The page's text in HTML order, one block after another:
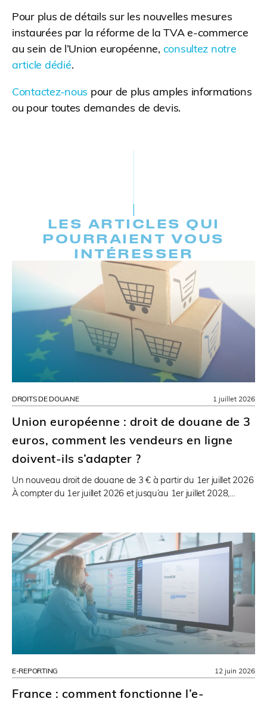
Pour plus de détails sur les nouvelles mesures
instaurées par la réforme de la TVA e-commerce
au sein de l’Union européenne, consultez notre
article dédié.
Contactez-nous pour de plus amples informations
ou pour toutes demandes de devis.
LES ARTICLES QUI
POURRAIENT VOUS
INTÉRESSER
DROITS DE DOUANE
Union européenne : droit de douane de 3
euros, comment les vendeurs en ligne
doivent-ils s’adapter ?
Un nouveau droit de douane de 3 € à partir du 1er juillet 2026
À compter du 1er juillet 2026 et jusqu’au 1er juillet 2028,…
1 juillet 2026
E-REPORTING
France : comment fonctionne l’e-
12 juin 2026